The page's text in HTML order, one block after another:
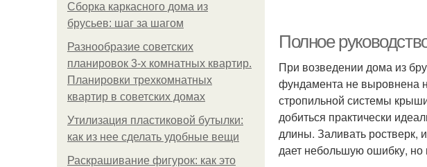
Сборка каркасного дома из
брусьев: шаг за шагом
Разнообразие советских
планировок 3-х комнатных квартир.
Планировки трехкомнатных
квартир в советских домах
Утилизация пластиковой бутылки:
как из нее сделать удобные вещи
Раскрашивание фигурок: как это
Полное
При возведении дома из
фундамента не выровнена
стропильной системы
добиться практически
длины. Заливать ростверк,
дает небольшую ошибку, но